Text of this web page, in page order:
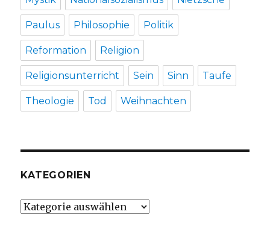
Paulus Philosophie Politik
Reformation Religion
Religionsunterricht Sein Sinn Taufe
Theologie Tod Weihnachten
KATEGORIEN
Kategorien